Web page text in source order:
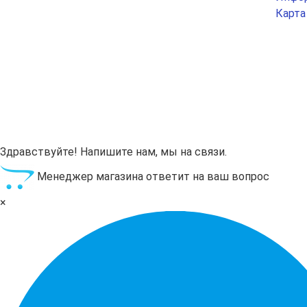
Здравствуйте! Напишите нам, мы на связи.
Менеджер магазина ответит на ваш вопрос
×